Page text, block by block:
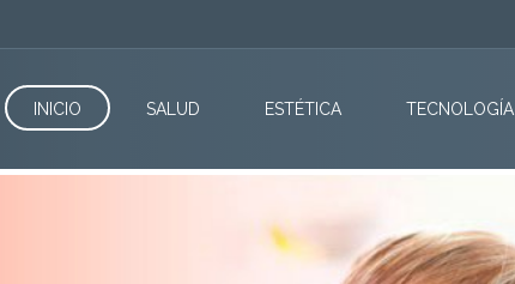
INICIO SALUD ESTÉTICA TECNOLOGÍA